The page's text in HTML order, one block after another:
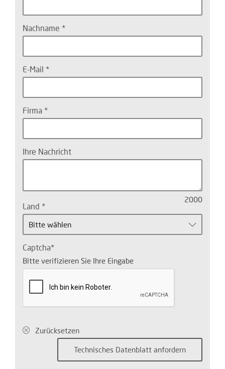
Nachname
E-Mail
Firma
Ihre Nachricht
2000
Land
Bitte wählen
Captcha
Bitte verifizieren Sie Ihre Eingabe
Zurücksetzen